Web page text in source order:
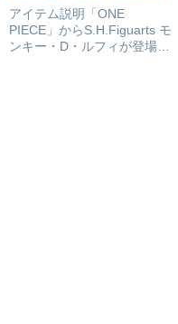
[BANDAI SPIRITS]が予
約受付開始
アイテム説明「ONE
PIECE」からS.H.Figuarts モ
ンキー・D・ルフィが登場で